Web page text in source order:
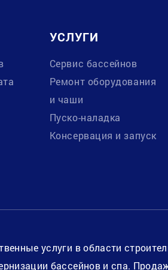
УСЛУГИ
Сервис бассейнов
Ремонт оборудования
и чаши
Пуско-наладка
Консервация и запуск
услуги в области
бассейнов и спа.